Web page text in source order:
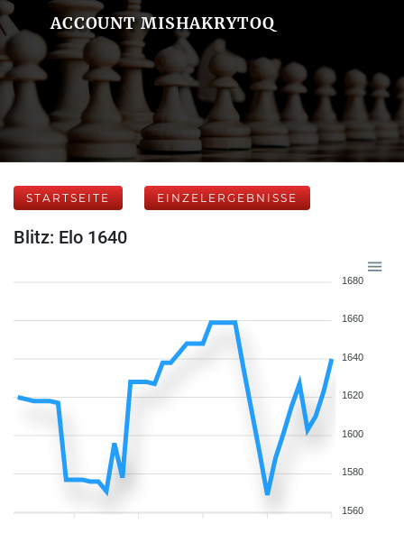
ACCOUNT MISHAKRYTOQ
STARTSEITE EINZELERGEBNISSE
Blitz: Elo 1640
1680
1660
1640
1620
1600
1580
1560